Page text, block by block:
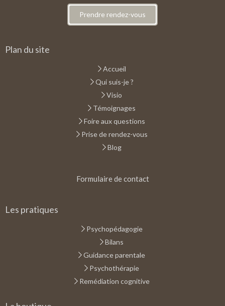
Prendre rendez-vous
Plan du site
Accueil
Qui suis-je ?
Visio
Témoignages
Foire aux questions
Prise de rendez-vous
Blog
Formulaire de contact
Les pratiques
Psychopédagogie
Bilans
Guidance parentale
Psychothérapie
Remédiation cognitive